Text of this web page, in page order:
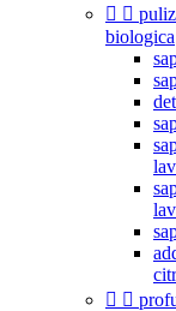
 
biologica
 